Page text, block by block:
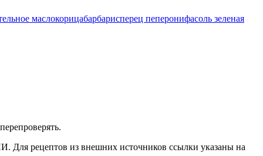
маслокорицабарбарисперец пеперонифасоль зеленая
Для рецептов из внешних источников ссылки указаны на